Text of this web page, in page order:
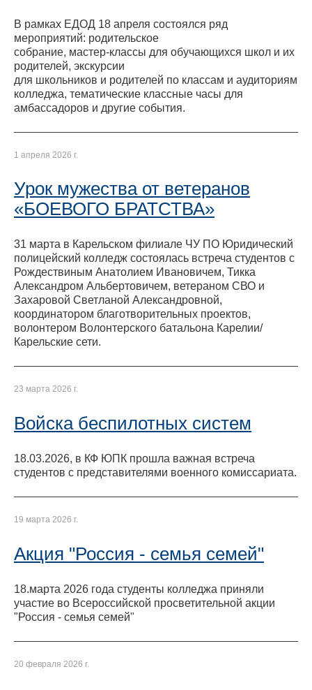
В рамках ЕДОД 18 апреля состоялся ряд
мероприятий: родительское
собрание, мастер-классы для обучающихся школ и их
родителей, экскурсии
для школьников и родителей по классам и аудиториям
колледжа, тематические классные часы для
амбассадоров и другие события.
1 апреля 2026 г.
Урок мужества от ветеранов
«БОЕВОГО БРАТСТВА»
31 марта в Карельском филиале ЧУ ПО Юридический
полицейский колледж состоялась встреча студентов с
Рождествиным Анатолием Ивановичем, Тикка
Александром Альбертовичем, ветераном СВО и
Захаровой Светланой Александровной,
координатором благотворительных проектов,
волонтером Волонтерского батальона Карелии/
Карельские сети.
23 марта 2026 г.
Войска беспилотных систем
18.03.2026, в КФ ЮПК прошла важная встреча
студентов с представителями военного комиссариата.
19 марта 2026 г.
Акция "Россия - семья семей"
18.марта 2026 года студенты колледжа приняли
участие во Всероссийской просветительной акции
"Россия - семья семей"
20 февраля 2026 г.